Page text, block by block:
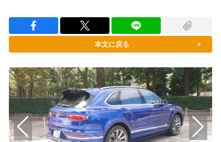
本文に戻る